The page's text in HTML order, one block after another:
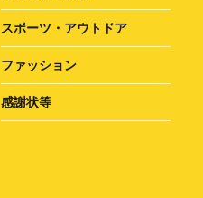
スポーツ・アウトドア
ファッション
感謝状等